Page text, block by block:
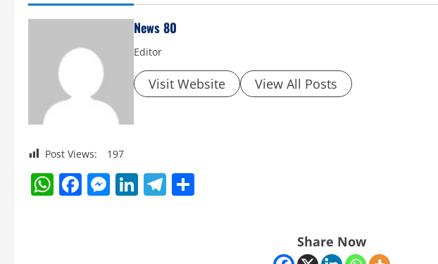
News 80
Editor
Visit Website View All Posts
Post Views: 197
WhatsApp
Facebook
Messenger
LinkedIn
Telegram
Share Now